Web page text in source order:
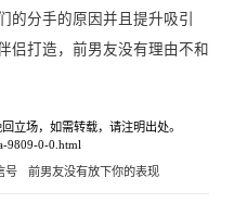
的分手的原因并且提升吸引
侣打造，前男友没有理由不和
立场，如需转载，请注明出处。
9809-0-0.html
号 前男友没有放下你的表现